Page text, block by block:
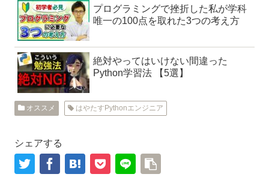
プログラミングで挫折した私が学科
唯一の100点を取れた3つの考え方
絶対やってはいけない間違った
Python学習法 【5選】
オススメ はやたすPythonエンジニア
シェアする